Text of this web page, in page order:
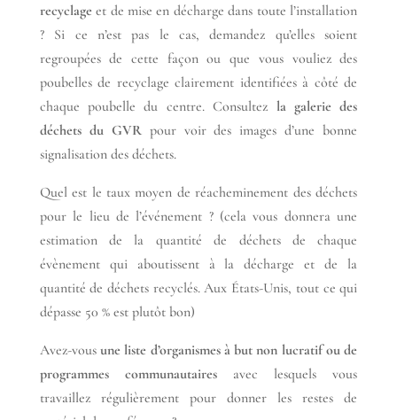
recyclageet de mise en décharge dans toute l’installation
? Si ce n’est pas le cas, demandez qu’elles soient
regroupées de cette façon ou que vous vouliez des
poubelles de recyclage clairement identifiées à côté de
chaque poubelle du centre. Consultez la galerie des
déchets du GVRpour voir des images d’une bonne
signalisation des déchets.
Quel est le taux moyen de réacheminement des déchets
pour le lieu de l’événement ? (cela vous donnera une
estimation de la quantité de déchets de chaque
évènement qui aboutissent à la décharge et de la
quantité de déchets recyclés. Aux États-Unis, tout ce qui
dépasse 50 % est plutôt bon)
Avez-vousune liste d’organismes à but non lucratif ou de
programmes communautairesavec lesquels vous
travaillez régulièrement pour donner les restes de